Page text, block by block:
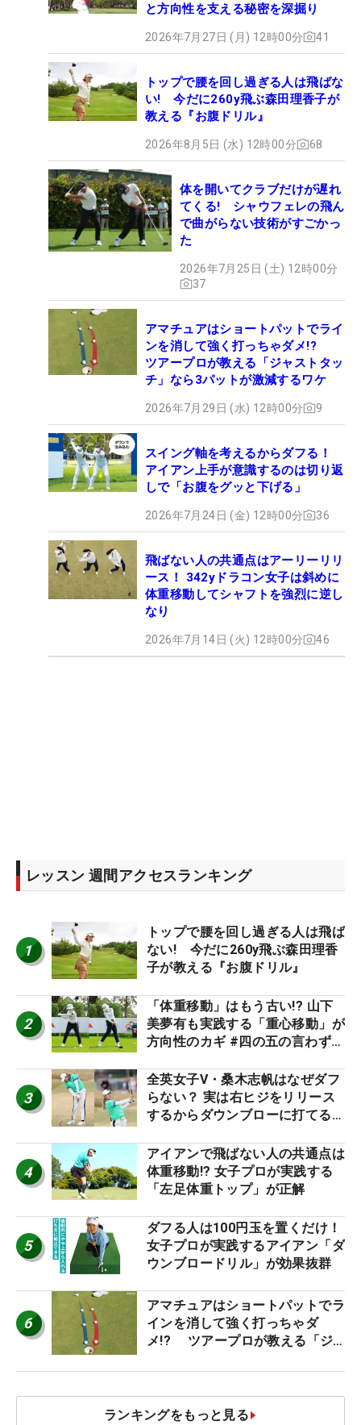
と方向性を支える秘密を深掘り
2026年7月27日 (月) 12時00分 41
トップで腰を回し過ぎる人は飛ばな
い! 今だに260y飛ぶ森田理香子が
教える『お腹ドリル』
2026年8月5日 (水) 12時00分 68
体を開いてクラブだけが遅れ
てくる! シャウフェレの飛ん
で曲がらない技術がすごかっ
た
2026年7月25日 (土) 12時00分
37
アマチュアはショートパットでライ
ンを消して強く打っちゃダメ!?
ツアープロが教える「ジャストタッ
チ」なら3パットが激減するワケ
2026年7月29日 (水) 12時00分 9
スイング軸を考えるからダフる！
アイアン上手が意識するのは切り返
しで「お腹をグッと下げる」
2026年7月24日 (金) 12時00分 36
飛ばない人の共通点はアーリーリリ
ース！ 342yドラコン女子は斜めに
体重移動してシャフトを強烈に逆し
なり
2026年7月14日 (火) 12時00分 46
レッスン 週間アクセスランキング
1
トップで腰を回し過ぎる人は飛ば
ない! 今だに260y飛ぶ森田理香
子が教える『お腹ドリル』
2
「体重移動」はもう古い!? 山下
美夢有も実践する「重心移動」が
方向性のカギ #四の五の言わず振
3
全英女子V・桑木志帆はなぜダフ
らない？ 実は右ヒジをリリース
するからダウンブローに打てる #
4
アイアンで飛ばない人の共通点は
体重移動!? 女子プロが実践する
「左足体重トップ」が正解
5
ダフる人は100円玉を置くだけ！
女子プロが実践するアイアン「ダ
ウンブロードリル」が効果抜群
6
アマチュアはショートパットでラ
インを消して強く打っちゃダ
メ!? ツアープロが教える「ジ
減するワケ
ランキングをもっと見る